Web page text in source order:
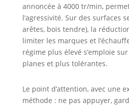
annoncée à 4000 tr/min,
l’agressivité. Sur des surfaces
arêtes, bois tendre), la
limiter les marques et
régime plus élevé s’emploie
planes et plus tolérantes.
Le point d’attention, avec une
méthode : ne pas appuyer,